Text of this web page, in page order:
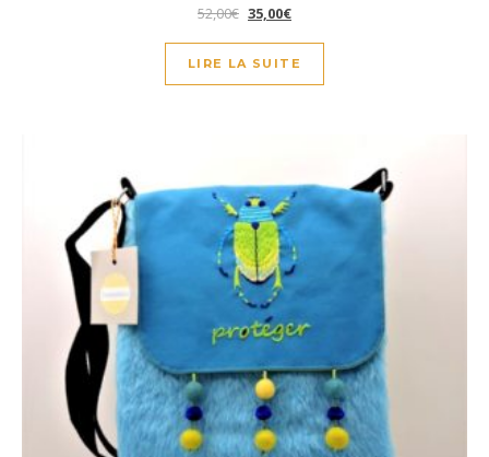
52,00€ 35,00€
LIRE LA SUITE